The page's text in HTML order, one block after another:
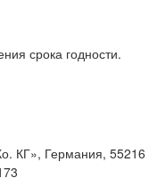
срока годности.
КГ», Германия, 55216